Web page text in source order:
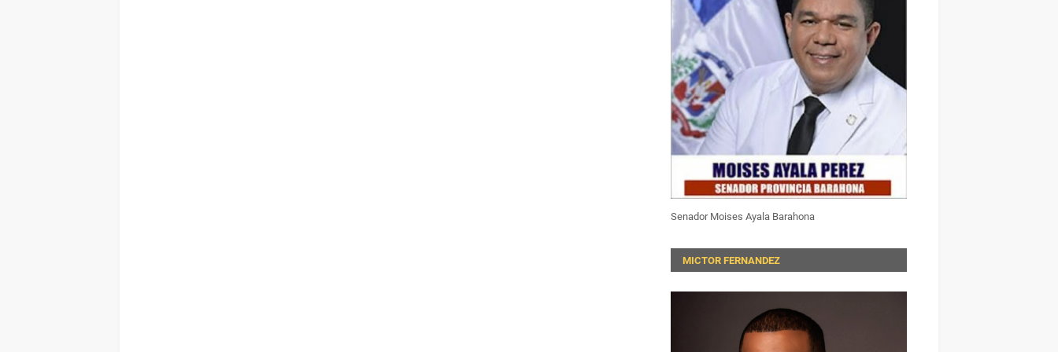
Senador Moises Ayala Barahona
MICTOR FERNANDEZ